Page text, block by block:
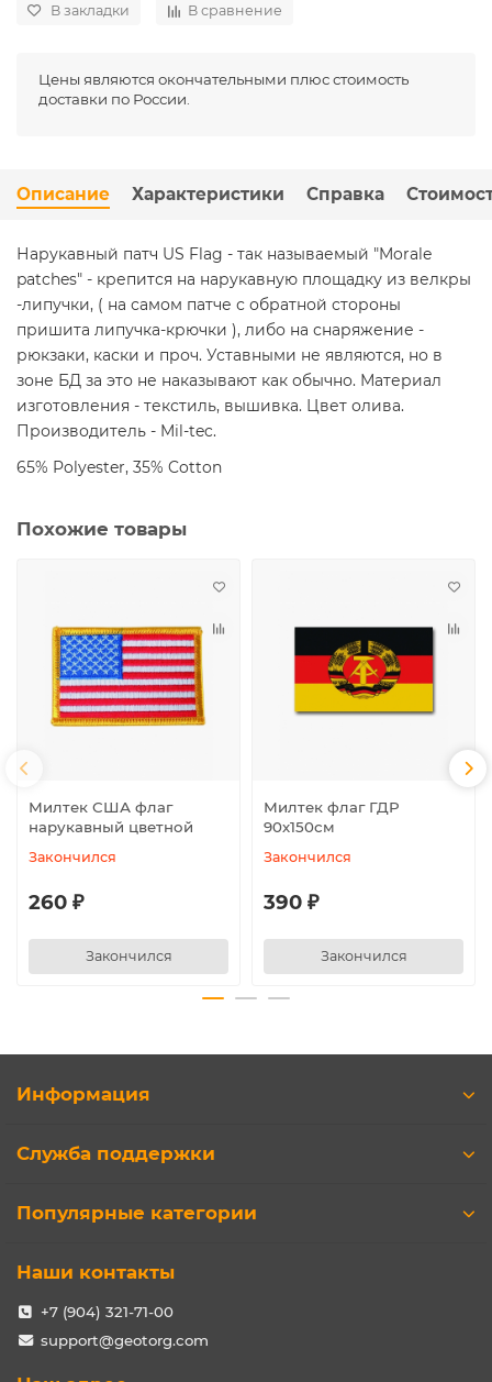
В закладки В сравнение
Цены являются окончательными плюс стоимость
доставки по России.
Описание Характеристики Справка
Нарукавный патч US Flag - так называемый "Morale
patches" - крепится на нарукавную площадку из велкры
-липучки, ( на самом патче с обратной стороны
пришита липучка-крючки ), либо на снаряжение -
рюкзаки, каски и проч. Уставными не являются, но в
зоне БД за это не наказывают как обычно. Материал
изготовления - текстиль, вышивка. Цвет олива.
Производитель - Mil-tec.
65% Polyester, 35% Cotton
Похожие товары
Милтек США флаг
нарукавный цветной
Закончился
260 ₽
Закончился
Милтек флаг ГДР
90х150см
Закончился
390 ₽
Закончился
Информация
Служба поддержки
Популярные категории
Наши контакты
+7 (904) 321-71-00
support@geotorg.com